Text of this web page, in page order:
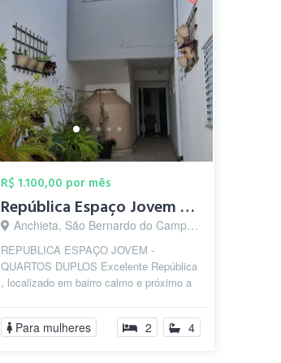
R$ 1.100,00 por mês
República Espaço Jovem - FEMININA
Anchieta, São Bernardo do Campo - SP
REPUBLICA ESPAÇO JOVEM -
QUARTOS DUPLOS Excelente República
, localizado em bairro calmo e próximo a
Bernard...
Para mulheres 2 4